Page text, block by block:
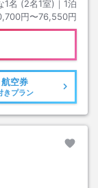
1名 (2名1室)｜ 1泊
円〜76,550円
航空券
きプラン